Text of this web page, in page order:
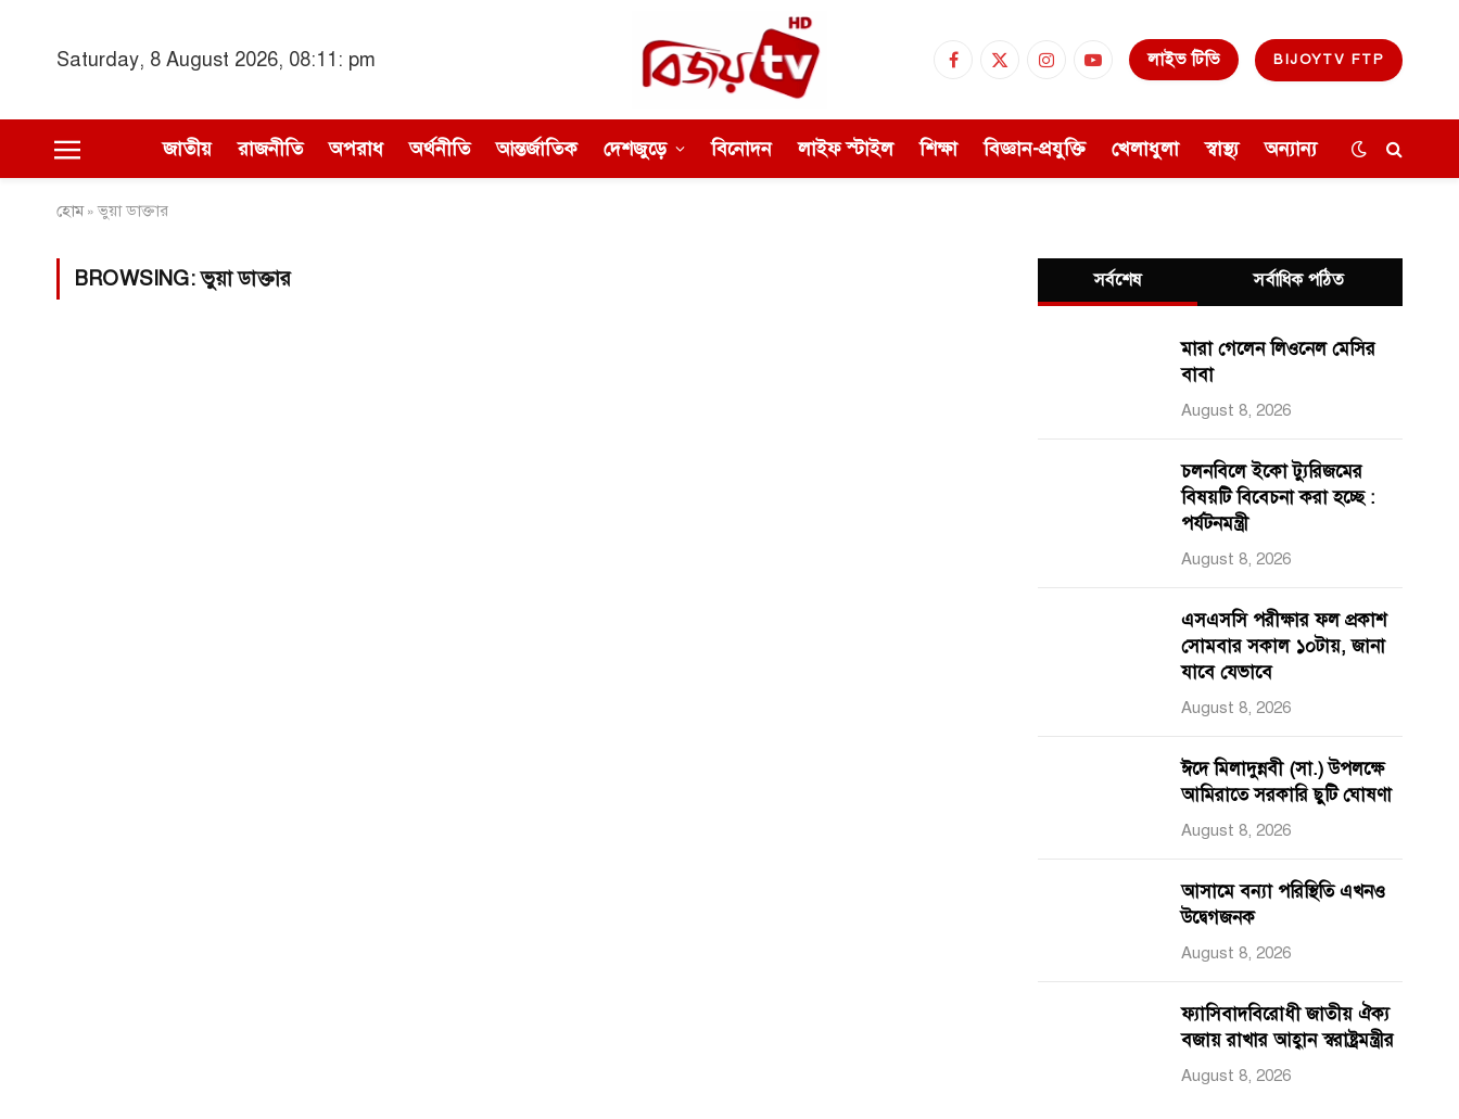
Saturday, 8 August 2026, 08:11: pm Facebook
X
InstagramYouTubeলাইভ টিভি BIJOYTV FTP
জাতীয় রাজনীতি অপরাধ অর্থনীতি আন্তর্জাতিক দেশজুড়ে বিনোদন লাইফ স্টাইল শিক্ষা বিজ্ঞান-প্রযুক্তি খেলাধুলা স্বাস্থ্য অন্যান্য
হোম»ভুয়া ডাক্তার
BROWSING:ভুয়া ডাক্তার সর্বশেষ সর্বাধিক পঠিত
মারা গেলেন লিওনেল মেসির
বাবা
August 8, 2026
চলনবিলে ইকো ট্যুরিজমের
বিষয়টি বিবেচনা করা হচ্ছে :
পর্যটনমন্ত্রী
August 8, 2026
এসএসসি পরীক্ষার ফল প্রকাশ
সোমবার সকাল ১০টায়, জানা
যাবে যেভাবে
August 8, 2026
ঈদে মিলাদুন্নবী (সা.) উপলক্ষে
আমিরাতে সরকারি ছুটি ঘোষণা
August 8, 2026
আসামে বন্যা পরিস্থিতি এখনও
উদ্বেগজনক
August 8, 2026
ফ্যাসিবাদবিরোধী জাতীয় ঐক্য
বজায় রাখার আহ্বান স্বরাষ্ট্রমন্ত্রীর
August 8, 2026